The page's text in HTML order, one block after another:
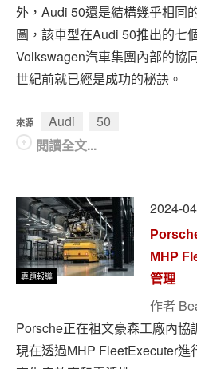
外，Audi 50還是結構幾乎相同
圖，該車型在Audi 50推出的七
Volkswagen汽車集團內部的協
世紀前就已經是成功的秘訣。
來源 Audi
50
閱讀全文...
專題報導
2024-
MHP
管理
作者
Porsche正在祖文豪森工廠內協
現在透過MHP FleetExecuter進